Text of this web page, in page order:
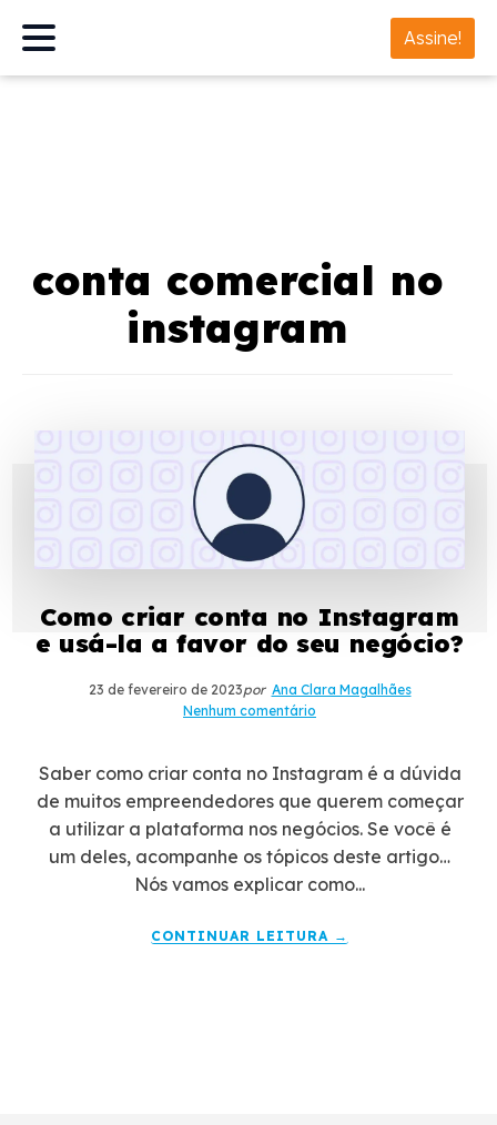
Assine!
conta comercial no
instagram
Como criar conta no Instagram
e usá-la a favor do seu negócio?
23 de fevereiro de 2023por Ana Clara Magalhães
Nenhum comentário
Saber como criar conta no Instagram é a dúvida
de muitos empreendedores que querem começar
a utilizar a plataforma nos negócios. Se você é
um deles, acompanhe os tópicos deste artigo…
Nós vamos explicar como...
CONTINUAR LEITURA →